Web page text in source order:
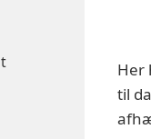
Her
til